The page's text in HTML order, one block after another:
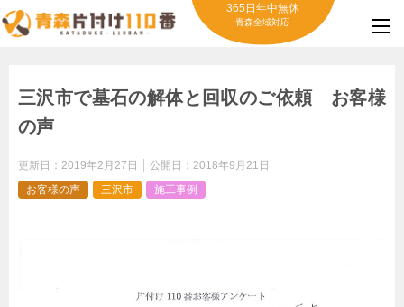
365日年中無休
青森全域対応
三沢市で墓石の解体と回収のご依頼 お客様
の声
更新日： 2019年2月27日 公開日： 2018年9月21日
お客様の声
三沢市 施工事例